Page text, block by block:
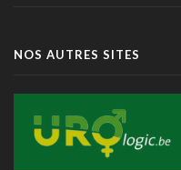
Littératie en santé
TIM-HF3: l'IA vocale
anticiper la
10 juillet 2026 - 12:25
NOS AUTRES SITES